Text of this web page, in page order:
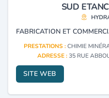
SUD
PRESTATIONS :CHIMIE
ADRESSE :35 RUE
SITE WEB